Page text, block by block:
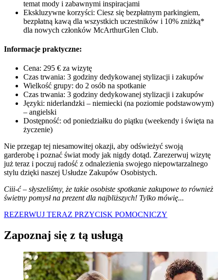
temat mody i zabawnymi inspiracjami
Ekskluzywne korzyści: Ciesz się bezpłatnym parkingiem,
bezpłatną kawą dla wszystkich uczestników i 10% zniżką*
dla nowych członków McArthurGlen Club.
Informacje praktyczne:
Cena: 295 € za wizytę
Czas trwania: 3 godziny dedykowanej stylizacji i zakupów
Wielkość grupy: do 2 osób na spotkanie
Czas trwania: 3 godziny dedykowanej stylizacji i zakupów
Języki: niderlandzki – niemiecki (na poziomie podstawowym)
– angielski
Dostępność: od poniedziałku do piątku (weekendy i święta na
życzenie)
Nie przegap tej niesamowitej okazji, aby odświeżyć swoją
garderobę i poznać świat mody jak nigdy dotąd. Zarezerwuj wizytę
już teraz i poczuj radość z odnalezienia swojego niepowtarzalnego
stylu dzięki naszej Usłudze Zakupów Osobistych.
Ciii-ć – słyszeliśmy, że takie osobiste spotkanie zakupowe to również
świetny pomysł na prezent dla najbliższych! Tylko mówię...
REZERWUJ TERAZ PRZYCISK POMOCNICZY
Zapoznaj się z tą usługą